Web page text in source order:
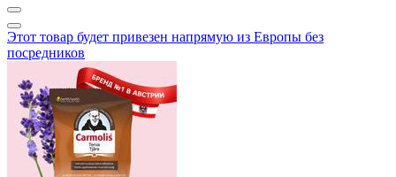
Этот товар будет привезен напрямую из Европы без
посредников